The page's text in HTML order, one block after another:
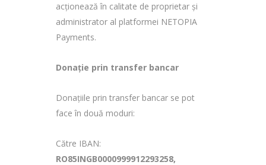
acționează în calitate de proprietar și
administrator al platformei NETOPIA
Payments.
Donație prin transfer bancar
Donațiile prin transfer bancar se pot
face în două moduri:
Către IBAN:
RO85INGB0000999912293258,